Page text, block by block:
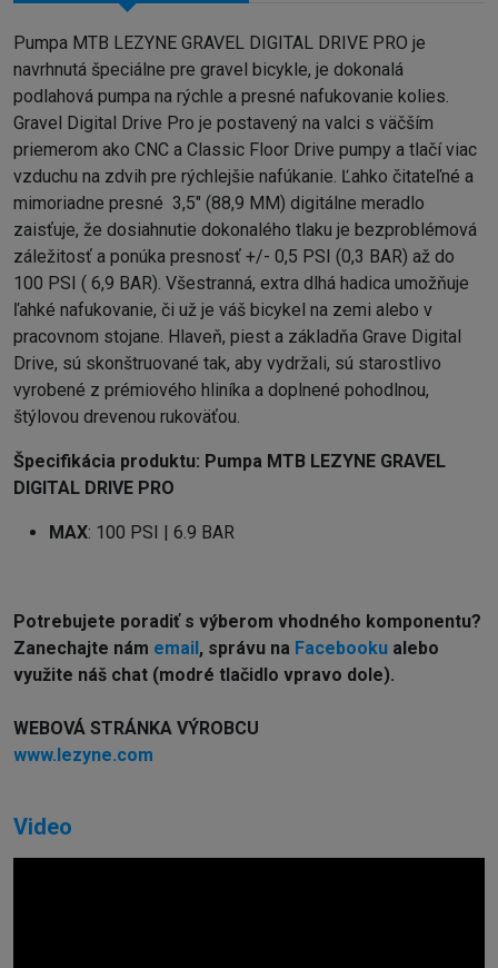
Pumpa MTB LEZYNE GRAVEL DIGITAL DRIVE PRO je
navrhnutá špeciálne pre gravel bicykle, je dokonalá
podlahová pumpa na rýchle a presné nafukovanie kolies.
Gravel Digital Drive Pro je postavený na valci s väčším
priemerom ako CNC a Classic Floor Drive pumpy a tlačí viac
vzduchu na zdvih pre rýchlejšie nafúkanie. Ľahko čitateľné a
mimoriadne presné 3,5" (88,9 MM) digitálne meradlo
zaisťuje, že dosiahnutie dokonalého tlaku je bezproblémová
záležitosť a ponúka presnosť +/- 0,5 PSI (0,3 BAR) až do
100 PSI ( 6,9 BAR). Všestranná, extra dlhá hadica umožňuje
ľahké nafukovanie, či už je váš bicykel na zemi alebo v
pracovnom stojane. Hlaveň, piest a základňa Grave Digital
Drive, sú skonštruované tak, aby vydržali, sú starostlivo
vyrobené z prémiového hliníka a doplnené pohodlnou,
štýlovou drevenou rukoväťou.
Špecifikácia produktu: Pumpa MTB LEZYNE GRAVEL
DIGITAL DRIVE PRO
MAX: 100 PSI | 6.9 BAR
Potrebujete poradiť s výberom vhodného komponentu?
Zanechajte nám email , správu na Facebooku alebo
využite náš chat (modré tlačidlo vpravo dole).
WEBOVÁ STRÁNKA VÝROBCU
www.lezyne.com
Video